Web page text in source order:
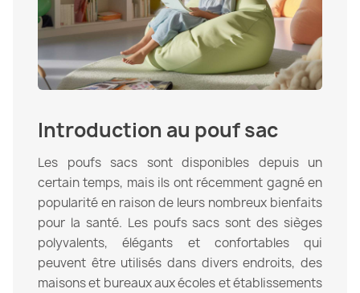
Introduction au pouf sac
Les poufs sacs sont disponibles depuis un
certain temps, mais ils ont récemment gagné en
popularité en raison de leurs nombreux bienfaits
pour la santé. Les poufs sacs sont des sièges
polyvalents, élégants et confortables qui
peuvent être utilisés dans divers endroits, des
maisons et bureaux aux écoles et établissements